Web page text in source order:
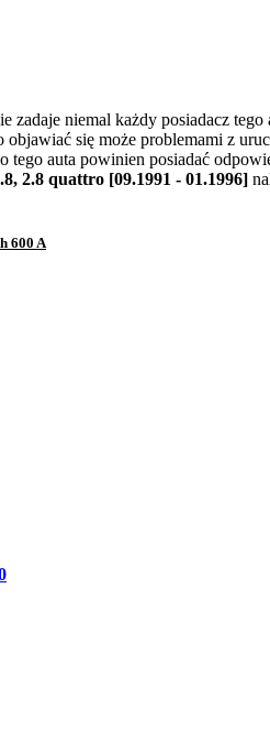
zadaje niemal każdy posiadacz
się może problemami z
tego auta powinien posiadać
2.8 quattro [09.1991 - 01.1996]
600 A